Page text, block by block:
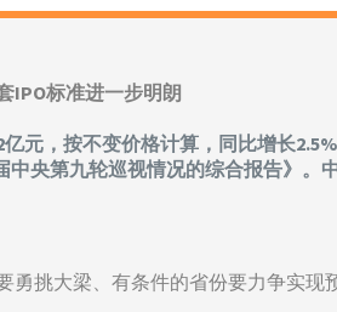
IPO标准进一步明朗
元，按不变价格计算，同比增长
央第九轮巡视情况的综合报告》。
勇挑大梁、有条件的省份要力争实现